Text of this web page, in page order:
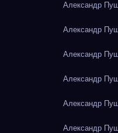
Александр
Александр
Александр
Александр
Александр
Александр